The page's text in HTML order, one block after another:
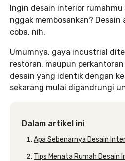
Ingin desain interior
nggak membosankan? Desain
coba, nih.
Umumnya, gaya industrial
restoran, maupun
desain yang identik dengan
sekarang mulai digandrungi
Dalam artikel ini
Apa Sebenarnya Desain
Tips Menata Rumah Desain